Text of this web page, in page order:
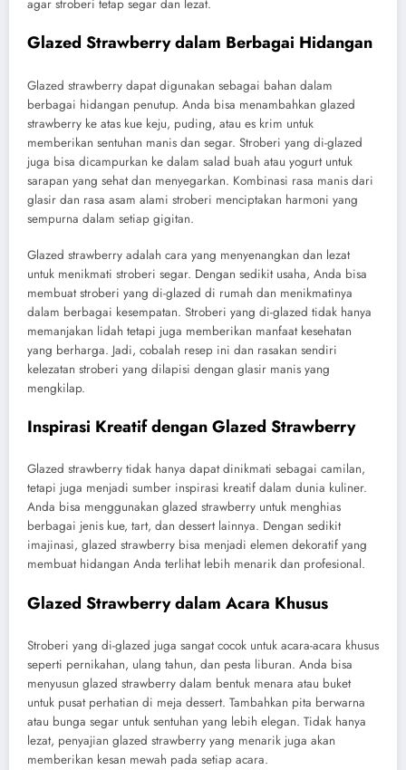
agar stroberi tetap segar dan lezat.
Glazed Strawberry dalam Berbagai Hidangan
Glazed strawberry dapat digunakan sebagai bahan dalam
berbagai hidangan penutup. Anda bisa menambahkan glazed
strawberry ke atas kue keju, puding, atau es krim untuk
memberikan sentuhan manis dan segar. Stroberi yang di-glazed
juga bisa dicampurkan ke dalam salad buah atau yogurt untuk
sarapan yang sehat dan menyegarkan. Kombinasi rasa manis dari
glasir dan rasa asam alami stroberi menciptakan harmoni yang
sempurna dalam setiap gigitan.
Glazed strawberry adalah cara yang menyenangkan dan lezat
untuk menikmati stroberi segar. Dengan sedikit usaha, Anda bisa
membuat stroberi yang di-glazed di rumah dan menikmatinya
dalam berbagai kesempatan. Stroberi yang di-glazed tidak hanya
memanjakan lidah tetapi juga memberikan manfaat kesehatan
yang berharga. Jadi, cobalah resep ini dan rasakan sendiri
kelezatan stroberi yang dilapisi dengan glasir manis yang
mengkilap.
Inspirasi Kreatif dengan Glazed Strawberry
Glazed strawberry tidak hanya dapat dinikmati sebagai camilan,
tetapi juga menjadi sumber inspirasi kreatif dalam dunia kuliner.
Anda bisa menggunakan glazed strawberry untuk menghias
berbagai jenis kue, tart, dan dessert lainnya. Dengan sedikit
imajinasi, glazed strawberry bisa menjadi elemen dekoratif yang
membuat hidangan Anda terlihat lebih menarik dan profesional.
Glazed Strawberry dalam Acara Khusus
Stroberi yang di-glazed juga sangat cocok untuk acara-acara khusus
seperti pernikahan, ulang tahun, dan pesta liburan. Anda bisa
menyusun glazed strawberry dalam bentuk menara atau buket
untuk pusat perhatian di meja dessert. Tambahkan pita berwarna
atau bunga segar untuk sentuhan yang lebih elegan. Tidak hanya
lezat, penyajian glazed strawberry yang menarik juga akan
memberikan kesan mewah pada setiap acara.